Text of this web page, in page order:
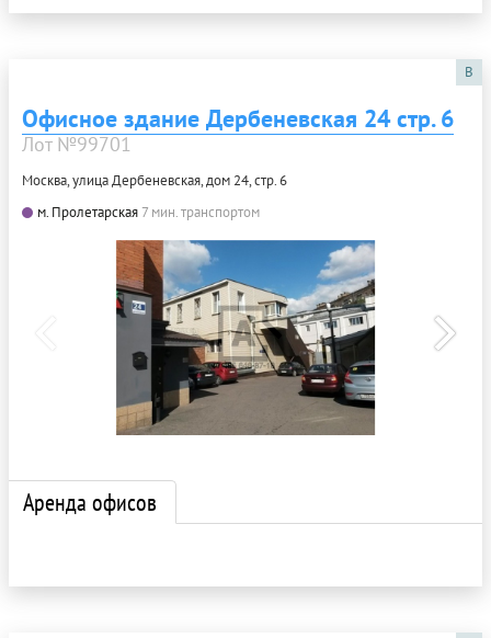
B
Офисное здание Дербеневская 24 стр. 6
Лот №99701
Москва, улица Дербеневская, дом 24, стр. 6
м. Пролетарская 7 мин. транспортом
Аренда офисов